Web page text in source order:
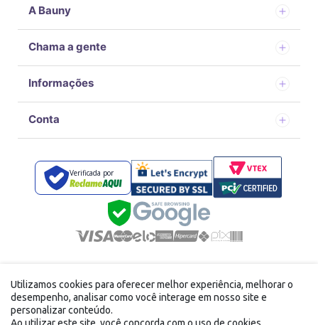
A Bauny
Chama a gente
Informações
Conta
Verificada por
FFE DISTRIBUIDORA LTDA - 40.867.166/0001-24 Avenida
doutor Alvaro de campos carneiro, 242 Vila Brasileira Mogi
das Cruzes/SP
Utilizamos cookies para oferecer melhor experiência, melhorar o
desempenho, analisar como você interage em nosso site e
personalizar conteúdo.